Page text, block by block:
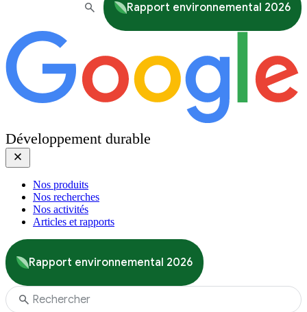
Rapport environnemental 2026
Développement durable
Nos produits
Nos recherches
Nos activités
Articles et rapports
Rapport environnemental 2026